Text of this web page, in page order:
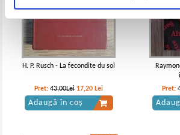
H. P. Rusch - La fecondite du sol
Pret:43,00Lei 17,20 Lei
Adaugă în coș
Pret: